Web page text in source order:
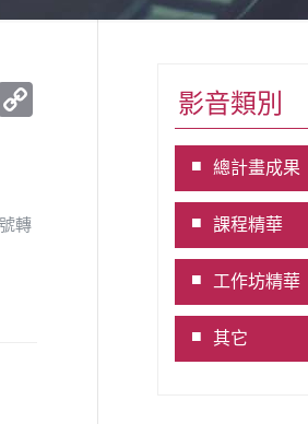
轉
影音類別
總計畫成果
課程精華
工作坊精華
其它